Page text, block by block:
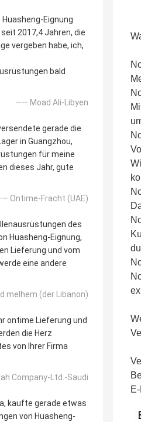
Eignung
2017,4 Jahren, die
vergeben habe, ich,
bald
—— Moad Ali-Libyen
gerade die
in Guangzhou,
für meine
dieses Jahr, gute
Ontime-Fracht (UAE)
des
Huasheng-Eignung,
Lieferung und vom
eine andere
melhem (der Libanon)
ontime Lieferung und
die Herz
von Ihrer Firma
Company-Ltd.-Saudi
kaufte gerade etwas
von Huasheng-